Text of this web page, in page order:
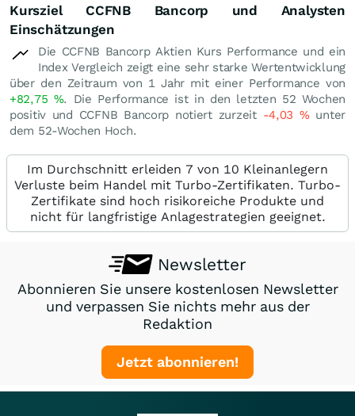
Kursziel CCFNB Bancorp und Analysten
Einschätzungen
Die CCFNB Bancorp Aktien Kurs Performance und ein
Index Vergleich zeigt eine sehr starke Wertentwicklung
über den Zeitraum von 1 Jahr mit einer Performance von
+82,75 %. Die Performance ist in den letzten 52 Wochen
positiv und CCFNB Bancorp notiert zurzeit -4,03 %unter
dem 52-Wochen Hoch.
Im Durchschnitt erleiden 7 von 10 Kleinanlegern
Verluste beim Handel mit Turbo-Zertifikaten. Turbo-
Zertifikate sind hoch risikoreiche Produkte und
nicht für langfristige Anlagestrategien geeignet.
Newsletter
Abonnieren Sie unsere kostenlosen Newsletter
und verpassen Sie nichts mehr aus der
Redaktion
Jetzt abonnieren!